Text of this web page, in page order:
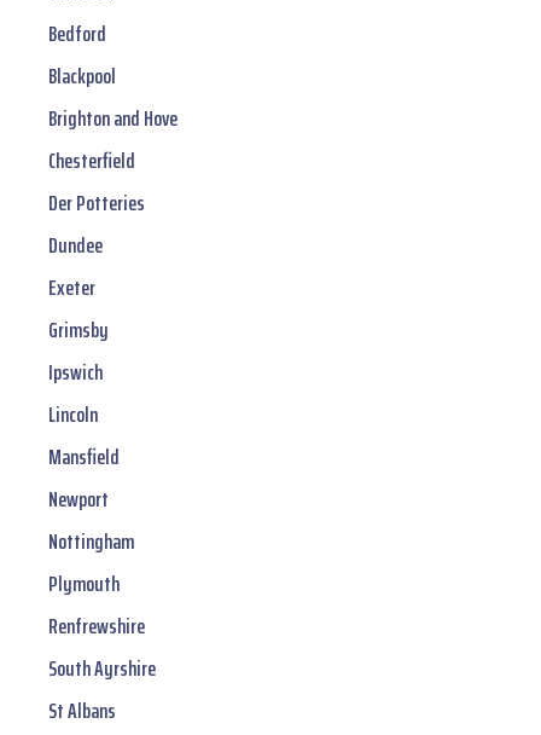
Bedford
Blackpool
Brighton and Hove
Chesterfield
Der Potteries
Dundee
Exeter
Grimsby
Ipswich
Lincoln
Mansfield
Newport
Nottingham
Plymouth
Renfrewshire
South Ayrshire
St Albans